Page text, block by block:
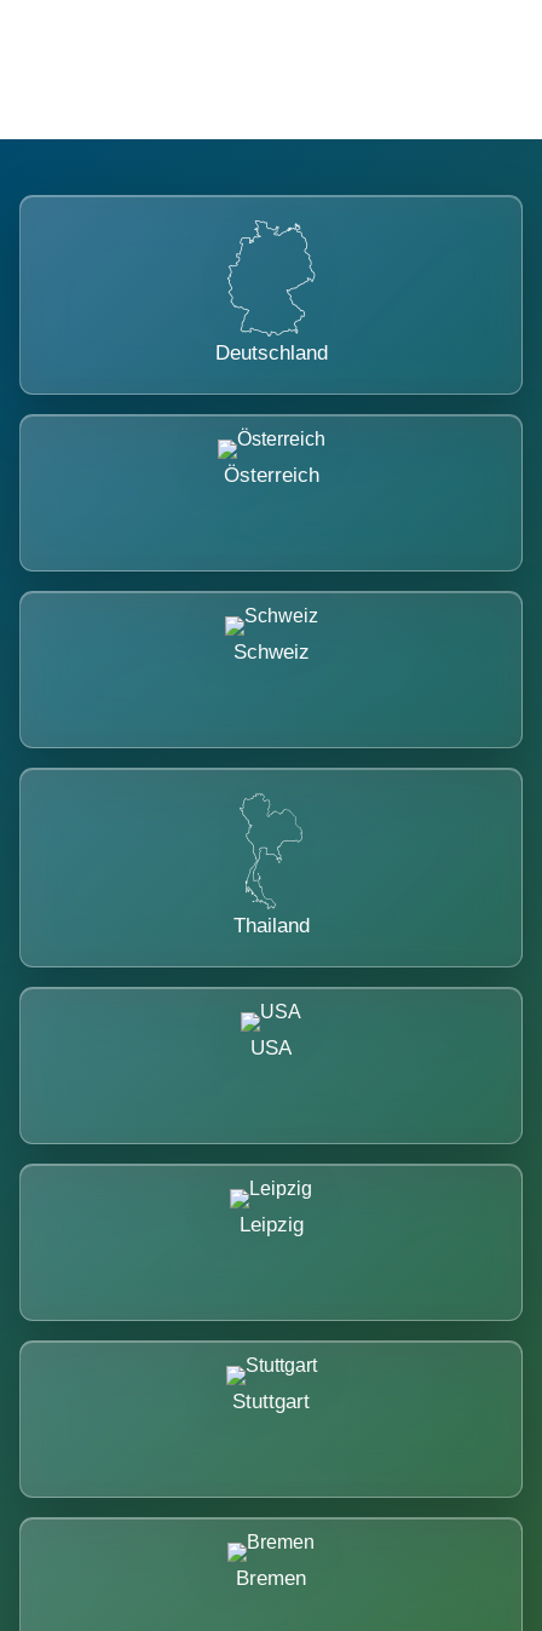
Deutschland
Österreich
Schweiz
Thailand
USA
Leipzig
Stuttgart
Bremen